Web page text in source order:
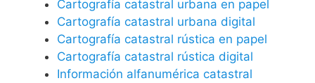
Cartografía catastral urbana en papel
Cartografía catastral urbana digital
Cartografía catastral rústica en papel
Cartografía catastral rústica digital
Información alfanumérica catastral